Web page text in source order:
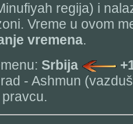
regija) i
Vreme u ovom
vremena.
Srbija
- Ashmun
pravcu.